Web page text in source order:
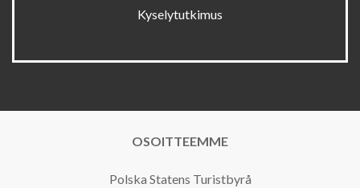
Kyselytutkimus
OSOITTEEMME
Polska Statens Turistbyrå